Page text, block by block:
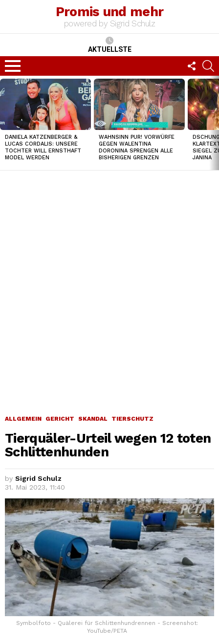
Promis und mehr
powered by Sigrid Schulz
AKTUELLSTE
Menu
US
TOP
NEWS
DANIELA KATZENBERGER &
LUCAS CORDALIS: UNSERE
TOCHTER WILL ERNSTHAFT
MODEL WERDEN
WAHNSINN PUR! VORWÜRFE
GEGEN WALENTINA
DORONINA SPRENGEN ALLE
BISHERIGEN GRENZEN
SIEGEL
JANINA
ALLGEMEIN GERICHT SKANDAL TIERSCHUTZ
Tierquäler-Urteil wegen 12 toten
Schlittenhunden
by Sigrid Schulz
31. Mai 2023, 11:40
Symbolfoto - Quälerei für Schlittenhundrennen - Screenshot:
YouTube/PETA